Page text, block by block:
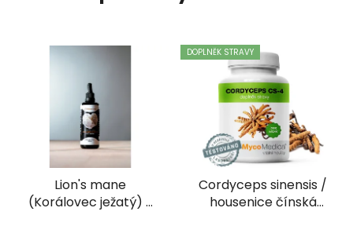
Lion's mane
(Korálovec ježatý) -
DOPLNĚK STRAVY
Cordyceps sinensis /
housenice čínská